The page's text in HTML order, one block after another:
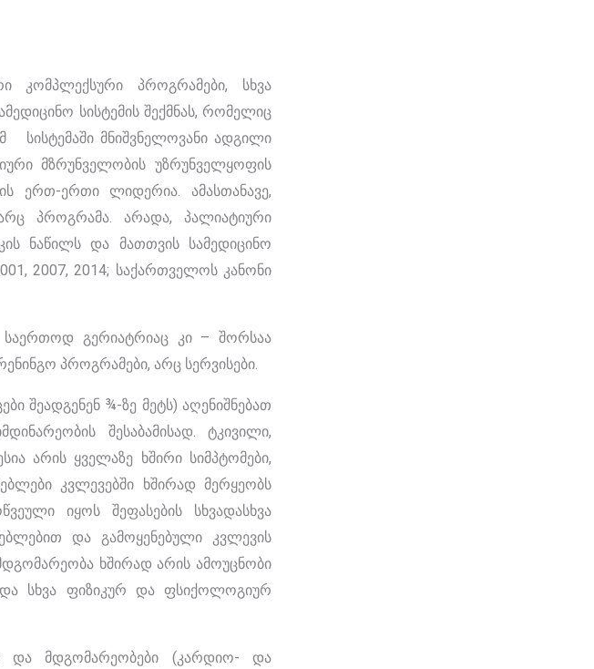
კომპლექსური პროგრამები, სხვა
სისტემის შექმნას, რომელიც
მნიშვნელოვანი ადგილი
უზრუნველყოფის
ერთ-ერთი ლიდერია. ამასთანავე,
პროგრამა. არადა, პალიატიური
ნაწილს და მათთვის სამედიცინო
2007, 2014; საქართველოს კანონი
საერთოდ გერიატრიაც კი – შორსაა
პროგრამები, არც სერვისები.
შეადგენენ ¾-ზე მეტს) აღენიშნებათ
შესაბამისად. ტკივილი,
არის ყველაზე ხშირი სიმპტომები,
კვლევებში ხშირად მერყეობს
იყოს შეფასების სხვადასხვა
და გამოყენებული კვლევის
ხშირად არის ამოუცნობი
სხვა ფიზიკურ და ფსიქოლოგიურ
და მდგომარეობები (კარდიო- და